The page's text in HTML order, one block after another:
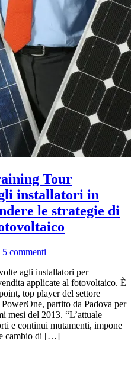
Tour
installatori in
le strategie di
5 commenti
agli installatori per
applicate al fotovoltaico. È
top player del settore
partito da Padova per
mesi del 2013. “L’attuale
e continui mutamenti, impone
cambio di […]